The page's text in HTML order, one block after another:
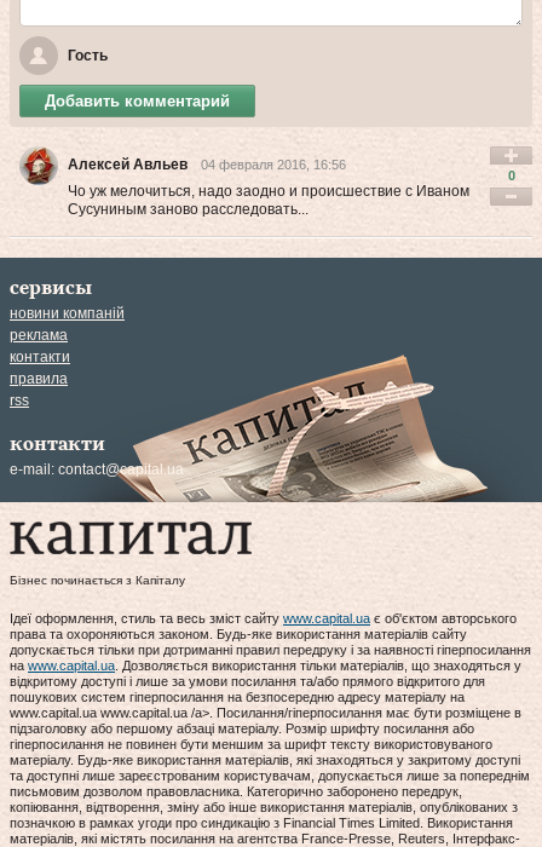
Гость
Добавить комментарий
Алексей Авльев 04 февраля 2016, 16:56
Чо уж мелочиться, надо заодно и происшествие с Иваном
Сусуниным заново расследовать...
0
сервисы
новини компаній
реклама
контакти
правила
rss
контакти
e-mail: contact@capital.ua
Бізнес починається з Капіталу
Ідеї оформлення, стиль та весь зміст сайту www.capital.ua є об'єктом авторського
права та охороняються законом. Будь-яке використання матеріалів сайту
допускається тільки при дотриманні правил передруку і за наявності гіперпосилання
наwww.capital.ua. Дозволяється використання тільки матеріалів, що знаходяться у
відкритому доступі і лише за умови посилання та/або прямого відкритого для
пошукових систем гіперпосилання на безпосередню адресу матеріалу на
www.capital.ua www.capital.ua /a>. Посилання/гіперпосилання має бути розміщене в
підзаголовку або першому абзаці матеріалу. Розмір шрифту посилання або
гіперпосилання не повинен бути меншим за шрифт тексту використовуваного
матеріалу. Будь-яке використання матеріалів, які знаходяться у закритому доступі
та доступні лише зареєстрованим користувачам, допускається лише за попереднім
письмовим дозволом правовласника. Категорично заборонено передрук,
копіювання, відтворення, зміну або інше використання матеріалів, опублікованих з
позначкою в рамках угоди про синдикацію з Financial Times Limited. Використання
матеріалів, які містять посилання на агентства France-Presse, Reuters, Інтерфакс-